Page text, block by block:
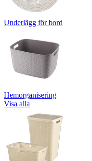
Underlägg för bord
Hemorganisering
Visa alla